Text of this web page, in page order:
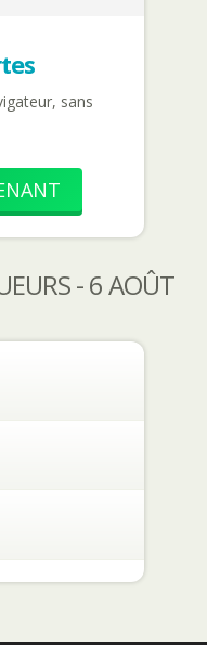
sans
- 6 AOÛT